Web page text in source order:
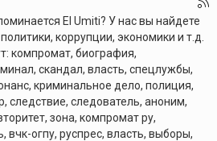
El Umiti? У нас вы найдете
коррупции, экономики и т.д.
компромат, биография,
скандал, власть, спецлужбы,
криминальное дело, полиция,
следствие, следователь, аноним,
зона, компромат ру,
вчк-огпу, руспрес, власть, выборы,